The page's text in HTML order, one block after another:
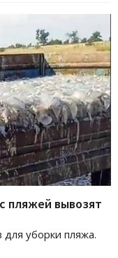
пляжей вывозят
уборки пляжа.